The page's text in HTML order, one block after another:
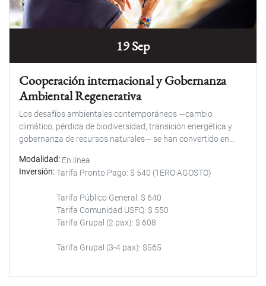
19 Sep
Cooperación internacional y Gobernanza
Ambiental Regenerativa
Los desafíos ambientales contemporáneos —cambio
climático, pérdida de biodiversidad, transición energética y
gobernanza de recursos naturales— se han convertido en...
Modalidad En línea
Inversión Tarifa Pronto Pago: $ 540 (1ERO AGOSTO)
Tarifa Público General: $ 640
Tarifa Comunidad USFQ: $ 550
Tarifa Grupal (2 pax): $ 608
Tarifa Grupal (3-4 pax): $565